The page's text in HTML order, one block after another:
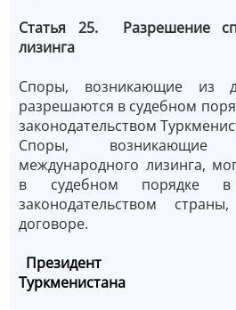
Статья 25. Разрешение
лизинга
Споры, возникающие из
разрешаются в судебном
законодательством
Споры,
международного лизинга,
в судебном порядке в
законодательством
договоре.
Президент
Туркменистана